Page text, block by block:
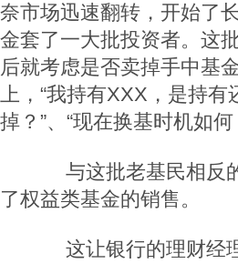
奈市场迅速翻转，开始了
金套了一大批投资者。这
后就考虑是否卖掉手中基
上，“我持有XXX，是持有
掉？”、“现在换基时机如
与这批老基民相反的
了权益类基金的销售。
这让银行的理财经理